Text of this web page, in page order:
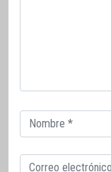
Correo
electrónico
Correo